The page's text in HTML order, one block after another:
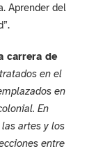
Aprender del
carrera de
en el
en
En
artes y los
entre